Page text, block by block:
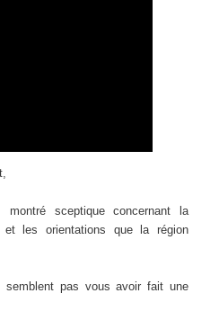
montré sceptique concernant la
les orientations que la région
semblent pas vous avoir fait une